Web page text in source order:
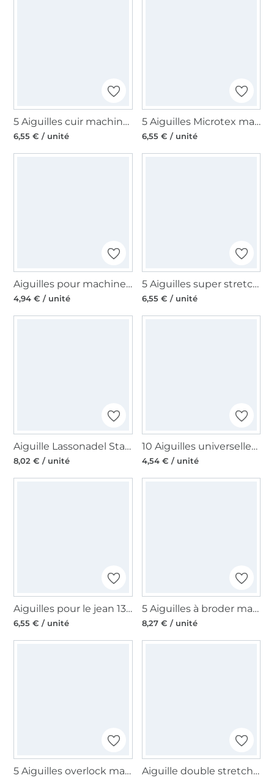
5 Aiguilles cuir machine à coudre Prym 130/705, 80-100
6,55 € / unité
5 Aiguilles Microtex machine à coudre Prym 130/705, 60-80
6,55 € / unité
Aiguilles pour machines à coudre 130/705, universelles 80
4,94 € / unité
5 Aiguilles super stretch machine à coudre Organ, 130/705 H, 75
6,55 € / unité
Aiguille Lassonadel Standard
8,02 € / unité
10 Aiguilles universelles machine à coudre Schmetz, 130/705 H, 70-90
4,54 € / unité
Aiguilles pour le jean 130/705, Denim 90
6,55 € / unité
5 Aiguilles à broder machine à coudre Organ, anti-adhésif, 130/705 H-ELP, 90-100
8,27 € / unité
5 Aiguilles overlock machine à coudre Organ, Elx 705 CR SUK, 80-90 Aiguille double stretch machine à coudre Organ, 130/705 H, 75/4mm